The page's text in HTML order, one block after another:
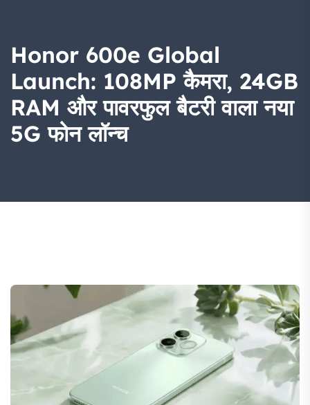
Honor 600e Global
Launch: 108MP कैमरा, 24GB
RAM और पावरफुल बैटरी वाला नया
5G फोन लॉन्च